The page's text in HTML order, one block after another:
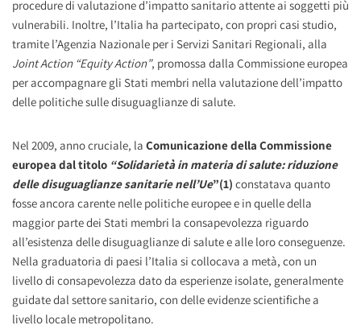
procedure di valutazione d’impatto sanitario attente ai soggetti più
vulnerabili. Inoltre, l’Italia ha partecipato, con propri casi studio,
tramite l’Agenzia Nazionale per i Servizi Sanitari Regionali, alla
Joint Action “Equity Action”, promossa dalla Commissione europea
per accompagnare gli Stati membri nella valutazione dell’impatto
delle politiche sulle disuguaglianze di salute.
Nel 2009, anno cruciale, la Comunicazione della Commissione
europea dal titolo “Solidarietà in materia di salute: riduzione
delle disuguaglianze sanitarie nell’Ue”(1) constatava quanto
fosse ancora carente nelle politiche europee e in quelle della
maggior parte dei Stati membri la consapevolezza riguardo
all’esistenza delle disuguaglianze di salute e alle loro conseguenze.
Nella graduatoria di paesi l’Italia si collocava a metà, con un
livello di consapevolezza dato da esperienze isolate, generalmente
guidate dal settore sanitario, con delle evidenze scientifiche a
livello locale metropolitano.